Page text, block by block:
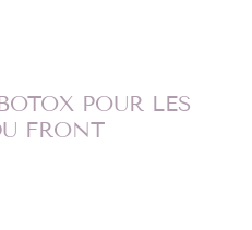
POUR LES
FRONT